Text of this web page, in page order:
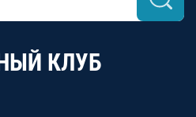
КЛУБ